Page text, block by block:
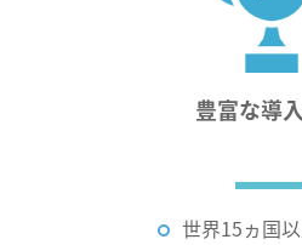
豊富な導
世界15ヵ国